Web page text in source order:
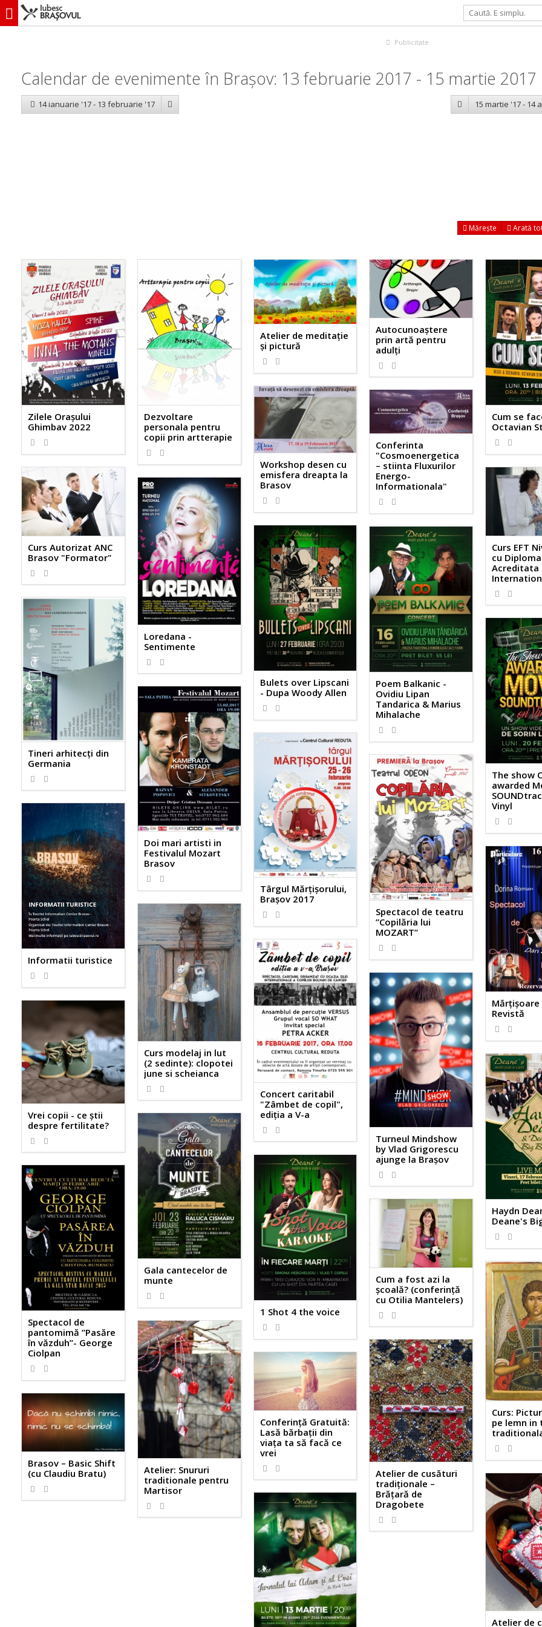
iubescbraşovul.ro
Publicitate
Calendar de evenimente în Brașov: 13 februarie 2017 - 15 martie 2017
14 ianuarie '17 - 13 februarie '17 15 martie '17 - 14
Mărește Arată
Zilele Orașului
Ghimbav 2022
Dezvoltare
personala pentru
copii prin artterapie
Atelier de meditaţie
şi pictură
Autocunoaştere
prin artă pentru
adulţi
Cum se
Octavian
Workshop desen cu
emisfera dreapta la
Brasov
Conferinta
"Cosmoenergetica
– stiinta Fluxurilor
Energo-
Informationala"
Curs Autorizat ANC
Brasov "Formator"
Curs EFT
cu Diploma
Acreditata
Loredana -
Sentimente
Bulets over Lipscani
- Dupa Woody Allen
Poem Balkanic -
Ovidiu Lipan
Tandarica & Marius
Mihalache
Tineri arhitecţi din
Germania
The show
awarded
Vinyl
Doi mari artisti in
Festivalul Mozart
Brasov
Târgul Mărțișorului,
Brașov 2017
Spectacol de teatru
”Copilăria lui
MOZART”
Informatii turistice
Mărțișoare
Revistă
Curs modelaj in lut
(2 sedinte): clopotei
june si scheianca
Concert caritabil
"Zâmbet de copil",
ediția a V-a
Turneul Mindshow
by Vlad Grigorescu
ajunge la Brașov
Vrei copii - ce știi
despre fertilitate?
Haydn
Deane's
Gala cantecelor de
munte
1 Shot 4 the voice
Spectacol de
pantomimă ”Pasăre
în văzduh”- George
Ciolpan
Cum a fost azi la
școală? (conferință
cu Otilia Mantelers)
Curs:
pe lemn in
Atelier: Snururi
traditionale pentru
Martisor
Atelier de cusături
tradiționale –
Brățară de
Dragobete
Conferință Gratuită:
Lasă bărbații din
viața ta să facă ce
vrei
Brasov – Basic Shift
(cu Claudiu Bratu)
Atelier de